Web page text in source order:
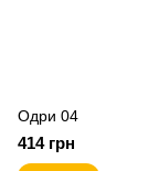
Одри 04
414 грн